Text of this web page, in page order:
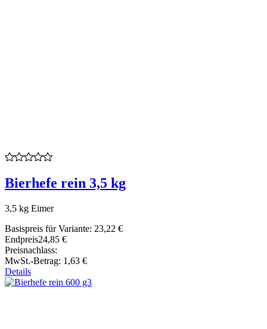
Bierhefe rein 3,5 kg
3,5 kg Eimer
Basispreis für Variante: 23,22 €
Endpreis24,85 €
Preisnachlass:
MwSt.-Betrag: 1,63 €
Details